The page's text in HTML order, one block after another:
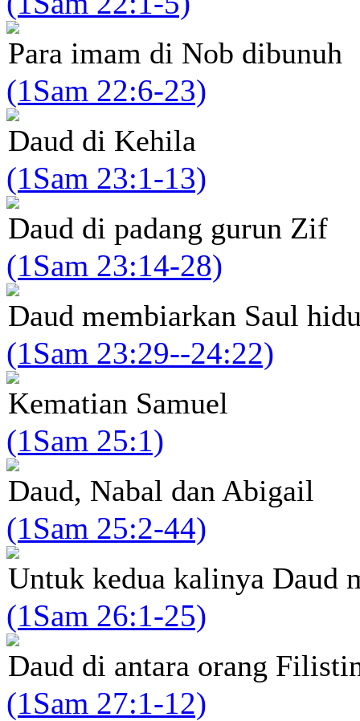
Para imam di Nob dibunuh
(1Sam 22:6-23)
Daud di Kehila
(1Sam 23:1-13)
Daud di padang gurun Zif
(1Sam 23:14-28)
Daud membiarkan Saul
(1Sam 23:29--24:22)
Kematian Samuel
(1Sam 25:1)
Daud, Nabal dan Abigail
(1Sam 25:2-44)
Untuk kedua kalinya Daud
(1Sam 26:1-25)
Daud di antara orang
(1Sam 27:1-12)